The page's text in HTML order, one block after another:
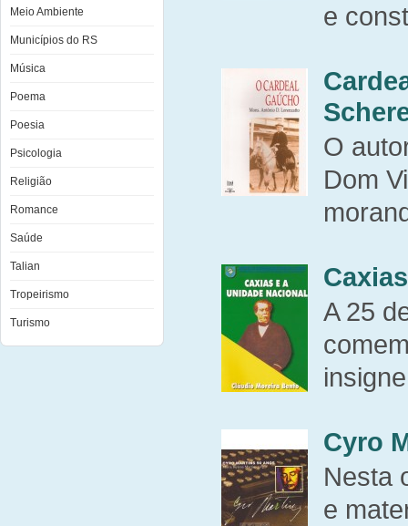
Meio Ambiente
Municípios do RS
Música
Poema
Poesia
Psicologia
Religião
Romance
Saúde
Talian
Tropeirismo
Turismo
e
O
Dom
A 25
Cyro
Nesta
e